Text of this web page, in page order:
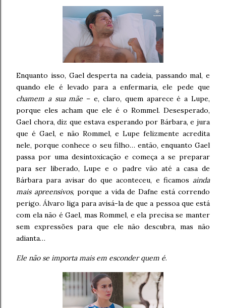
Enquanto isso, Gael desperta na cadeia, passando mal, e
quando ele é levado para a enfermaria, ele pede que
chamem a sua mãe – e, claro, quem aparece é a Lupe,
porque eles acham que ele é o Rommel. Desesperado,
Gael chora, diz que estava esperando por Bárbara, e jura
que é Gael, e não Rommel, e Lupe felizmente acredita
nele, porque conhece o seu filho… então, enquanto Gael
passa por uma desintoxicação e começa a se preparar
para ser liberado, Lupe e o padre vão até a casa de
Bárbara para avisar do que aconteceu, e ficamos ainda
mais apreensivos, porque a vida de Dafne está correndo
perigo. Álvaro liga para avisá-la de que a pessoa que está
com ela não é Gael, mas Rommel, e ela precisa se manter
sem expressões para que ele não descubra, mas não
adianta…
Ele não se importa mais em esconder quem é.